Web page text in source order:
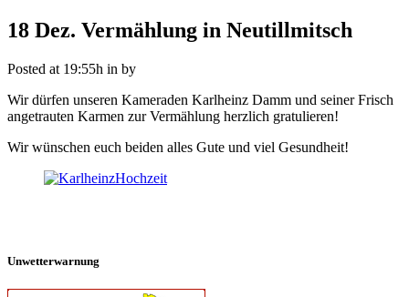
18 Dez. Vermählung in Neutillmitsch
Posted at 19:55h in by
Wir dürfen unseren Kameraden Karlheinz Damm und seiner Frisch
angetrauten Karmen zur Vermählung herzlich gratulieren!
Wir wünschen euch beiden alles Gute und viel Gesundheit!
Unwetterwarnung